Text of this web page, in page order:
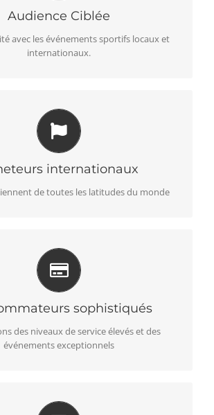
Audience Ciblée
avec les événements sportifs locaux et
internationaux.
internationaux
de toutes les latitudes du monde
ET MONNAIES
différences mondiales pour mieux servir
localement
sophistiqués
des niveaux de service élevés et des
événements exceptionnels
IMBATTABLE
rapport qualité-prix sans compromis
ENGAGEMENT CLIENT